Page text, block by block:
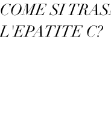
COME SI
L'EPATITE C?